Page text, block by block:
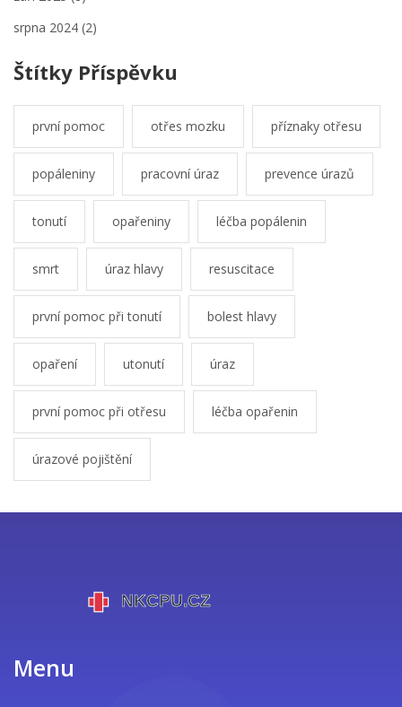
srpna 2024 (2)
Štítky Příspěvku
první pomoc otřes mozku příznaky otřesu
popáleniny pracovní úraz prevence úrazů
tonutí opařeniny léčba popálenin
smrt úraz hlavy resuscitace
první pomoc při tonutí bolest hlavy
opaření utonutí úraz
první pomoc při otřesu léčba opařenin
úrazové pojištění
Menu